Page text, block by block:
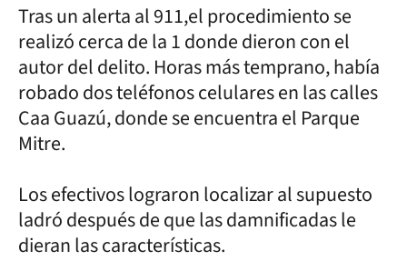
Tras un alerta al 911,el procedimiento se
realizó cerca de la 1 donde dieron con el
autor del delito. Horas más temprano, había
robado dos teléfonos celulares en las calles
Caa Guazú, donde se encuentra el Parque
Mitre.
Los efectivos lograron localizar al supuesto
ladró después de que las damnificadas le
dieran las características.